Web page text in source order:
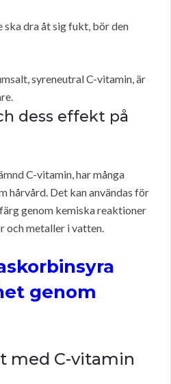
dra åt sig fukt, bör den
syreneutral C-vitamin, är
dess effekt på
C-vitamin, har många
hårvård. Det kan användas för
genom kemiska reaktioner
och metaller i vatten.
genom
med C-vitamin